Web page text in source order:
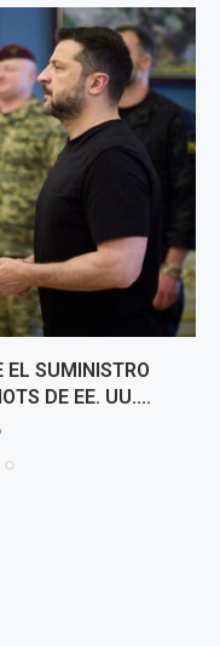
EL SUMINISTRO
DE EE. UU....